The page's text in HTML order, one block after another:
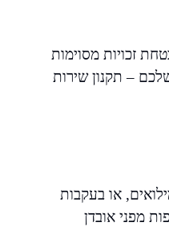
זכויות מסוימות
– תקנון שירות
או בעקבות
מפני אובדן